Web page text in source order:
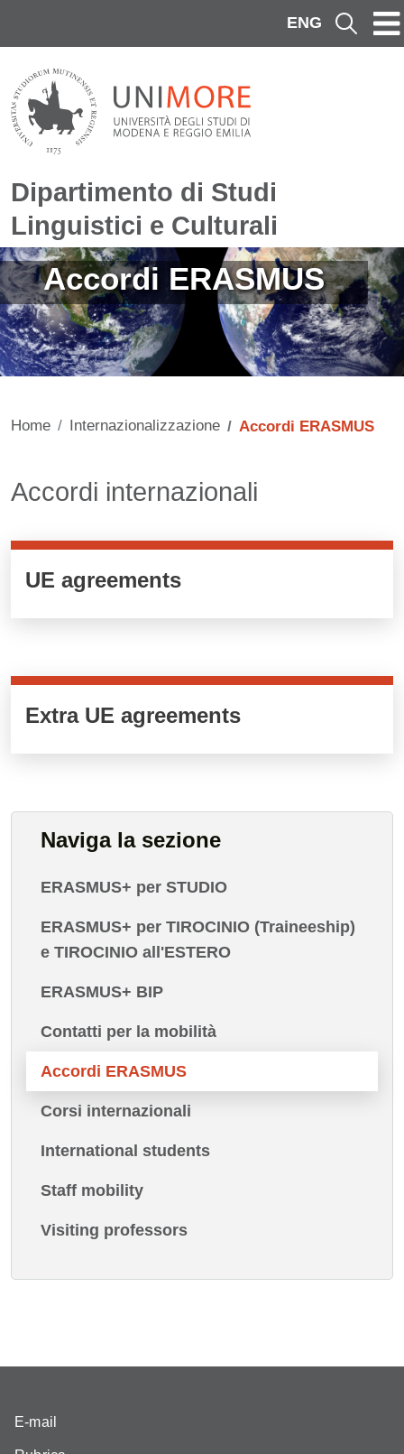
ENG Cerca
Dipartimento di Studi
Linguistici e Culturali
Immagine
Accordi ERASMUS
Home Internazionalizzazione Accordi ERASMUS
Contenuto
Titolo card wrapper cliccabile
Accordi internazionali
Cards cliccabili
UE agreements
Cards cliccabili
Extra UE agreements
Naviga la sezione
ERASMUS+ per STUDIO
ERASMUS+ per TIROCINIO (Traineeship)
e TIROCINIO all'ESTERO
ERASMUS+ BIP
Contatti per la mobilità
Accordi ERASMUS
Corsi internazionali
International students
Staff mobility
Visiting professors
E-mail